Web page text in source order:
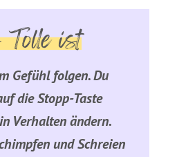
ist
Gefühl folgen. Du
die Stopp-Taste
Verhalten ändern.
und Schreien